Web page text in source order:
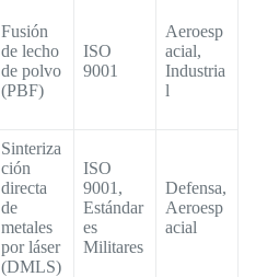
Fusión
de lecho
de polvo
(PBF)
ISO
9001
Aeroesp
acial,
Industria
l
Sinteriza
ción
directa
de
metales
por láser
(DMLS)
ISO
9001,
Estándar
es
Militares
Defensa,
Aeroesp
acial